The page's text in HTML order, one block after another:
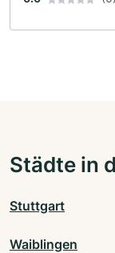
Städte in
Stuttgart
Waiblingen